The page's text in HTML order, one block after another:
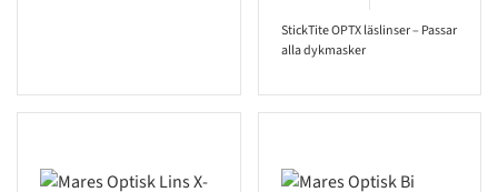
StickTite OPTX läslinser – Passar
alla dykmasker